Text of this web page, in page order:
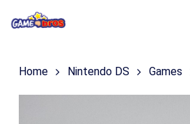
content
Winkelmand
Home Nintendo DS Games